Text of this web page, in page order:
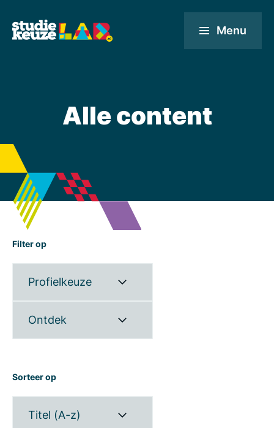
Menu
Alle content
Filter op
Profielkeuze
Ontdek
Sorteer op
Titel (A-z)